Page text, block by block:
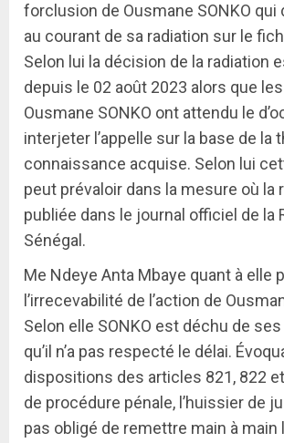
forclusion de Ousmane SONKO qui
au courant de sa radiation sur le
Selon lui la décision de la radiation
depuis le 02 août 2023 alors que
Ousmane SONKO ont attendu le
interjeter l’appelle sur la base de la
connaissance acquise. Selon lui
peut prévaloir dans la mesure où la
publiée dans le journal officiel de la
Sénégal.
Me Ndeye Anta Mbaye quant à elle
l’irrecevabilité de l’action de
Selon elle SONKO est déchu de
qu’il n’a pas respecté le délai.
dispositions des articles 821, 822
de procédure pénale, l’huissier de
pas obligé de remettre main à main